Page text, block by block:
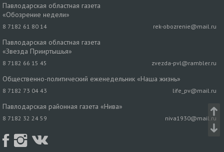
Павлодарская областная газета
«Обозрение недели»
8 7182 61 80 14 rek-obozrenie@mail.ru
Павлодарская областная газета
«Звезда Прииртышья»
8 7182 66 15 45 zvezda-pvl@rambler.ru
Общественно-политический еженедельник «Наша жизнь»
8 7182 73 04 43 life_pv@mail.ru
Павлодарская районная газета «Нива»
8 7182 32 24 59 niva1930@mail.ru